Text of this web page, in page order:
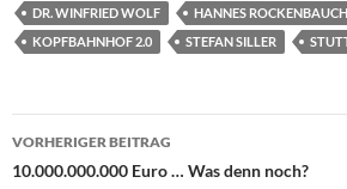
DR. WINFRIED WOLF HANNES ROCKENBAUCH
KOPFBAHNHOF 2.0
STEFAN SILLER
Beitragsnavigation
VORHERIGER BEITRAG
10.000.000.000 Euro … Was denn noch?